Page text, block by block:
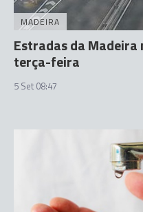
MADEIRA
Estradas da
terça-feira
5 Set 08:47